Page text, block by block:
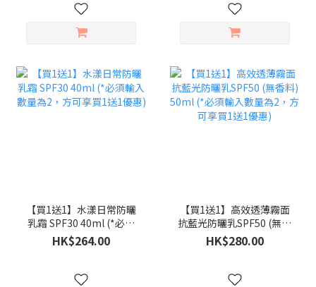
【買1送1】水漾日常防曬
乳霜 SPF30 40ml (*必須
輸入數量為2，方可享買1
送1優惠)
HK$264.00
【買1送1】高效透薄霧面
抗藍光防曬乳SPF50 (無香
料) 50ml (*必須輸入數量
為2，方可享買1送1優惠)
HK$280.00